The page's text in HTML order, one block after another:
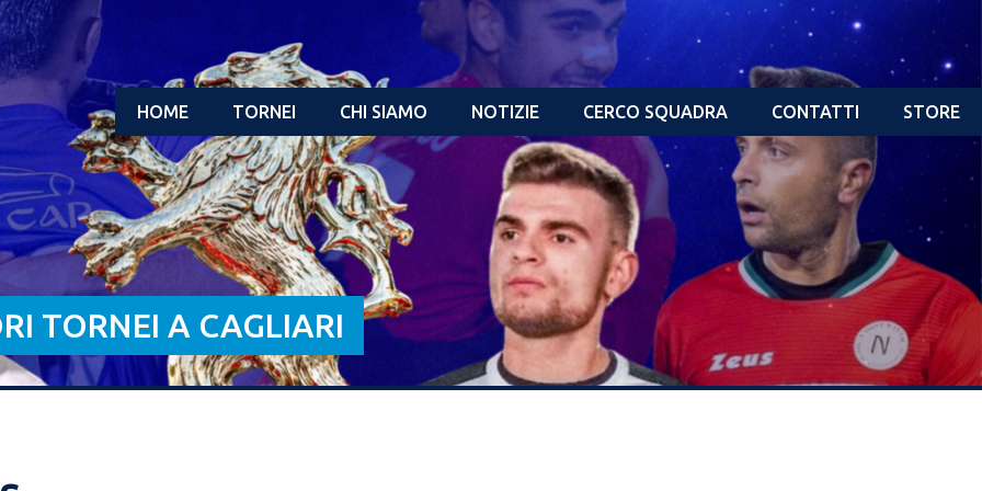
HOME TORNEI CHI SIAMO NOTIZIE CERCO SQUADRA CONTATTI STORE
TORNEI A CAGLIARI